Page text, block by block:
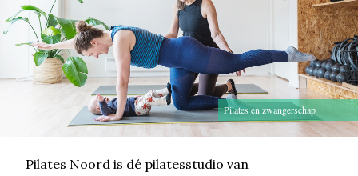
Pilates en zwangerschap
Pilates Noord is dé pilatesstudio van